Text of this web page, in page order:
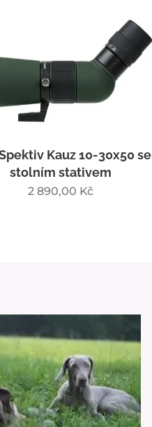
Kauz 10-30x50 se
stolním stativem
2 890,00 Kč